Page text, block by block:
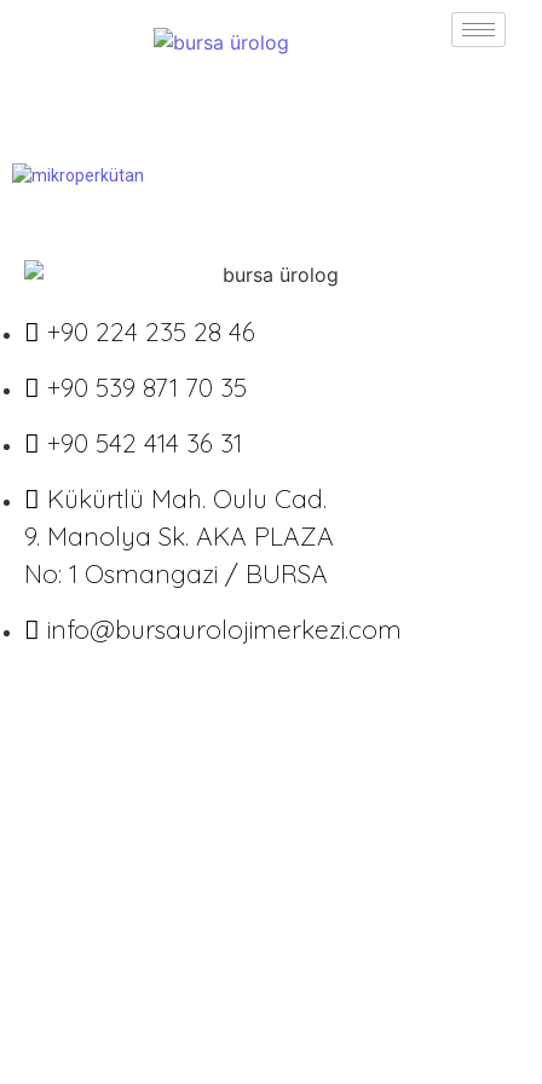
+90 224 235 28 46
+90 539 871 70 35
+90 542 414 36 31
Kükürtlü Mah. Oulu Cad.
9. Manolya Sk. AKA PLAZA
No: 1 Osmangazi / BURSA
info@bursaurolojimerkezi.com